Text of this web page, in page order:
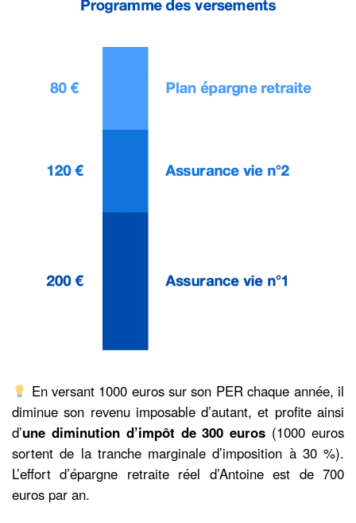
En versant 1000 euros sur son PER chaque année, il
diminue son revenu imposable d’autant, et profite ainsi
d’une diminution d’impôt de 300 euros (1000 euros
sortent de la tranche marginale d’imposition à 30 %).
L’effort d’épargne retraite réel d’Antoine est de 700
euros par an.